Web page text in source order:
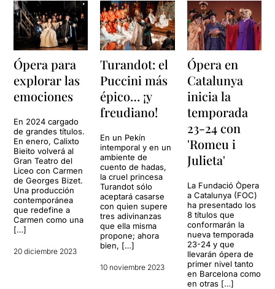
Ópera para
explorar las
emociones
En 2024 cargado
de grandes títulos.
En enero, Calixto
Bieito volverá al
Gran Teatro del
Liceo con Carmen
de Georges Bizet.
Una producción
contemporánea
que redefine a
Carmen como una
[…]
20 diciembre 2023
Turandot: el
Puccini más
épico… ¡y
freudiano!
En un Pekín
intemporal y en un
ambiente de
cuento de hadas,
la cruel princesa
Turandot sólo
aceptará casarse
con quien supere
tres adivinanzas
que ella misma
propone; ahora
bien, […]
10 noviembre 2023
Ópera en
Catalunya
inicia la
temporada
23-24 con
'Romeu i
Julieta'
La Fundació Òpera
a Catalunya (FOC)
ha presentado los
8 títulos que
conformarán la
nueva temporada
23-24 y que
llevarán ópera de
primer nivel tanto
en Barcelona como
en otras […]